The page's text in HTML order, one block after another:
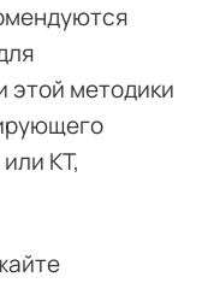
методики
КТ,